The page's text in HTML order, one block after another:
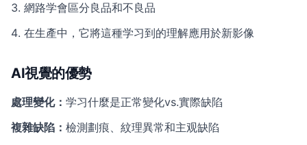
網路学會區分良品和不良品
在生產中，它將這種学习到的理解應用於新影像
AI視覺的優勢
處理變化： 学习什麼是正常變化vs.實際缺陷
複雜缺陷： 檢測劃痕、紋理異常和主观缺陷